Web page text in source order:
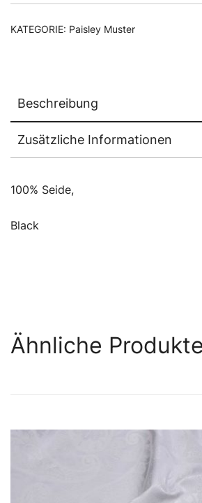
KATEGORIE: Paisley Muster
Beschreibung
Zusätzliche Informationen
100% Seide,
Black
Ähnliche Produkte